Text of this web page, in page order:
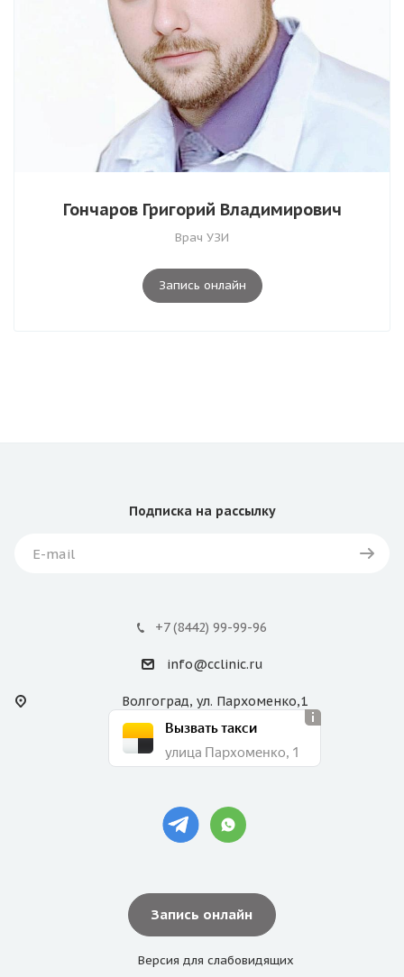
Гончаров Григорий Владимирович
Врач УЗИ
Запись онлайн
Подписка на рассылку
+7 (8442) 99-99-96
info@cclinic.ru
Волгоград, ул. Пархоменко,1
Вызвать такси
улица Пархоменко, 1
Запись онлайн
Версия для слабовидящих